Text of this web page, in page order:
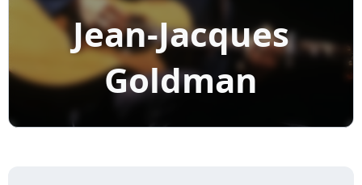
Jean-Jacques
Goldman